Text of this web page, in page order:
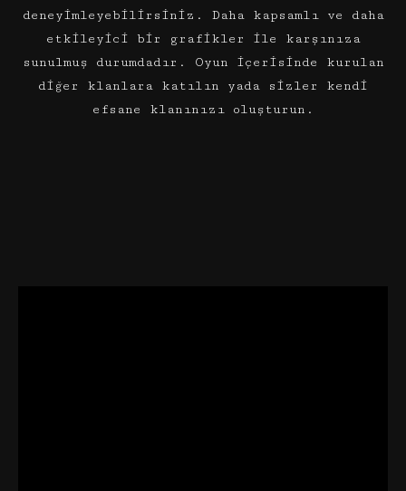
deneyimleyebilirsiniz. Daha kapsamlı ve daha
etkileyici bir grafikler ile karşınıza
sunulmuş durumdadır. Oyun içerisinde kurulan
diğer klanlara katılın yada sizler kendi
efsane klanınızı oluşturun.